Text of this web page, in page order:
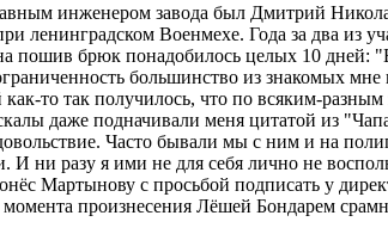
инженером завода был Дмитрий
Военмехе. Года за два из
пошив брюк понадобилось целых 10
большинство из знакомых
то так получилось, что по всяким-
даже подначивали меня цитатой из
Часто бывали мы с ним и на
ни разу я ими не для себя лично не
Мартынову с просьбой подписать у
произнесения Лёшей Бондарем